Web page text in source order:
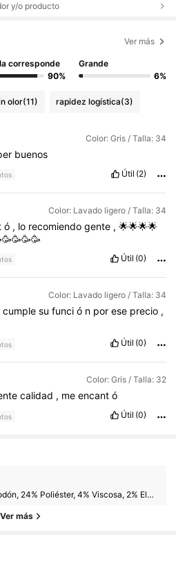
y/o producto
Ver más
corresponde
90%
Grande
6%
olor(11) rapidez logística(3)
Color: Gris / Talla: 34
buenos
Útil (2)
Color: Lavado ligero / Talla: 34
ó , lo recomiendo gente , 🌟🌟🌟🌟
Útil (0)
Color: Lavado ligero / Talla: 34
cumplesufunció n porese precio ,
Útil (0)
Color: Gris / Talla: 32
calidad , meencantó
Útil (0)
70% Algodón, 24% Poliéster, 4% Viscosa, 2% Elastano
Ver más